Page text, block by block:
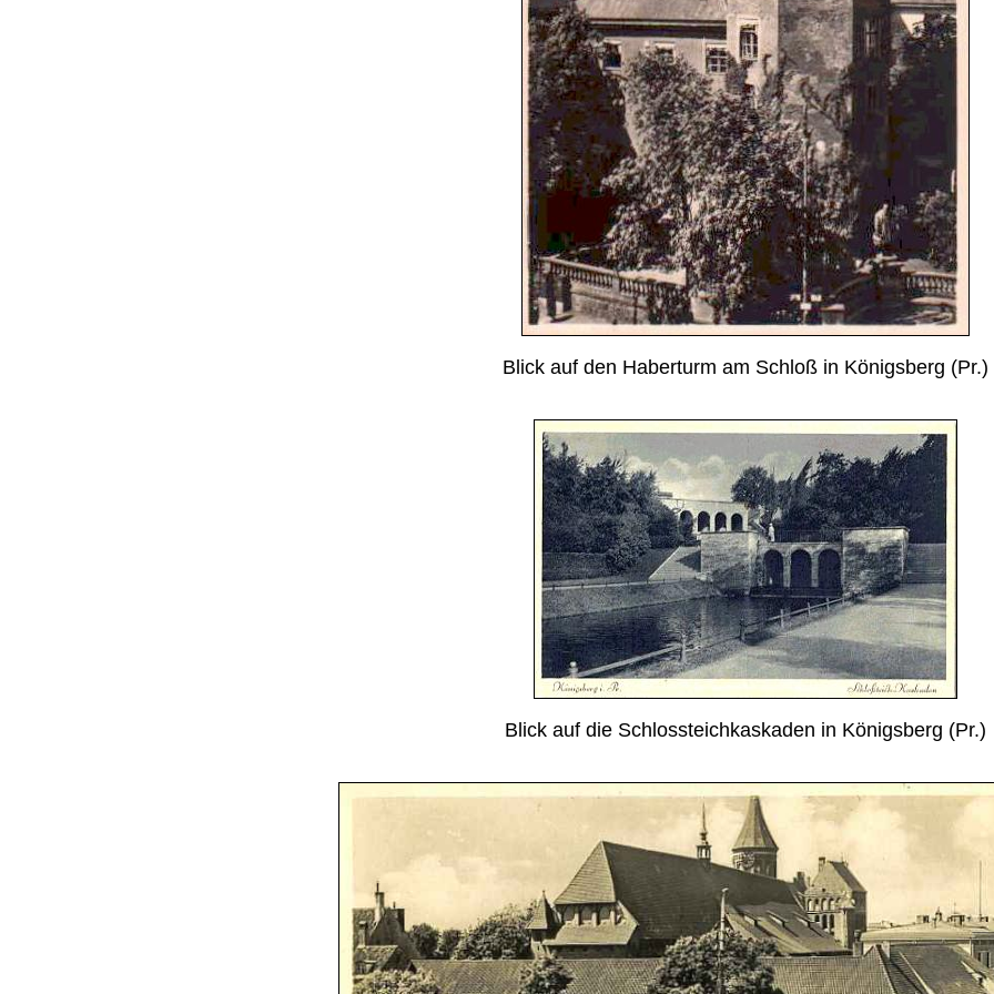
Blick auf den Haberturm am Schloß in Königsberg (Pr.)
Blick auf die Schlossteichkaskaden in Königsberg (Pr.)